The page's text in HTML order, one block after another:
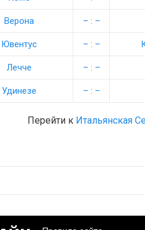
Верона – : –
Ювентус – : –
Лечче – : –
Удинезе – : –
Итальянская
Перейти к